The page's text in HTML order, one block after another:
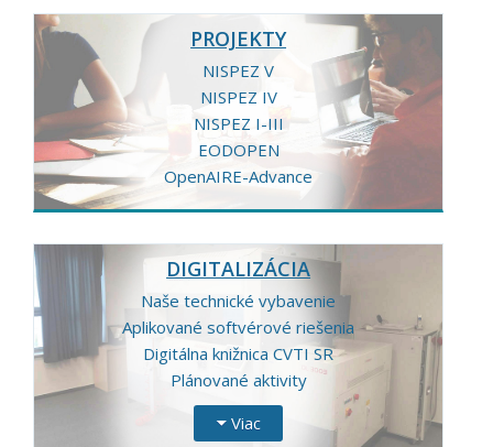
PROJEKTY
NISPEZ V
NISPEZ IV
NISPEZ I-III
EODOPEN
OpenAIRE-Advance
DIGITALIZÁCIA
Naše technické vybavenie
Aplikované softvérové riešenia
Digitálna knižnica CVTI SR
Plánované aktivity
Viac